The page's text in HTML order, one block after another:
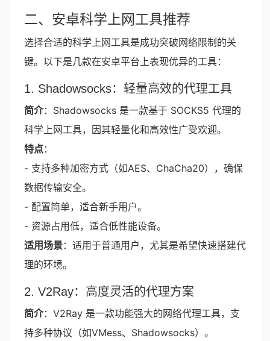
二、安卓科学上网工具推荐
选择合适的科学上网工具是成功突破网络限制的关
键。以下是几款在安卓平台上表现优异的工具：
1. Shadowsocks：轻量高效的代理工具
简介：Shadowsocks 是一款基于 SOCKS5 代理的
科学上网工具，因其轻量化和高效性广受欢迎。
特点：
- 支持多种加密方式（如AES、ChaCha20），确保
数据传输安全。
- 配置简单，适合新手用户。
- 资源占用低，适合低性能设备。
适用场景：适用于普通用户，尤其是希望快速搭建代
理的环境。
2. V2Ray：高度灵活的代理方案
简介：V2Ray 是一款功能强大的网络代理工具，支
持多种协议（如VMess、Shadowsocks）。